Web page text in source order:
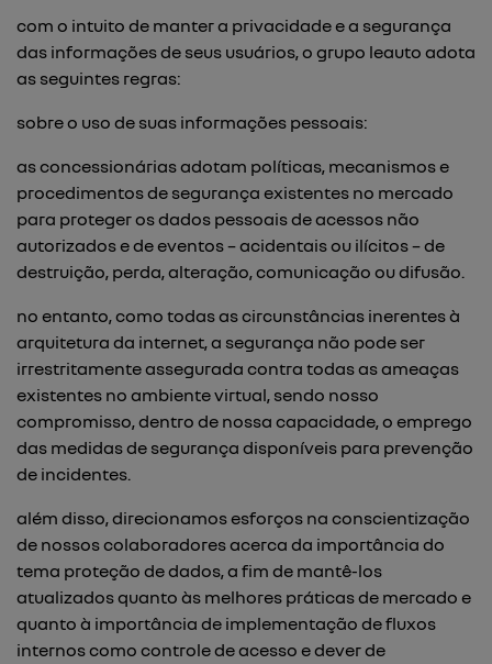
com o intuito de manter a privacidade e a segurança
das informações de seus usuários, o grupo leauto adota
as seguintes regras:
sobre o uso de suas informações pessoais:
as concessionárias adotam políticas, mecanismos e
procedimentos de segurança existentes no mercado
para proteger os dados pessoais de acessos não
autorizados e de eventos – acidentais ou ilícitos – de
destruição, perda, alteração, comunicação ou difusão.
no entanto, como todas as circunstâncias inerentes à
arquitetura da internet, a segurança não pode ser
irrestritamente assegurada contra todas as ameaças
existentes no ambiente virtual, sendo nosso
compromisso, dentro de nossa capacidade, o emprego
das medidas de segurança disponíveis para prevenção
de incidentes.
além disso, direcionamos esforços na conscientização
de nossos colaboradores acerca da importância do
tema proteção de dados, a fim de mantê-los
atualizados quanto às melhores práticas de mercado e
quanto à importância de implementação de fluxos
internos como controle de acesso e dever de